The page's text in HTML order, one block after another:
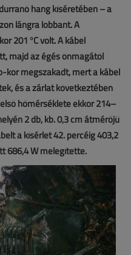
hang kíséretében – a
lángra lobbant. A
201 °C volt. A kábel
majd az égés önmagától
kor megszakadt, mert a kábel
és a zárlat következtében
hőmérséklete ekkor 214–
2 db, kb. 0,3 cm átmérőjű
a kísérlet 42. percéig 403,2
686,4 W melegítette.